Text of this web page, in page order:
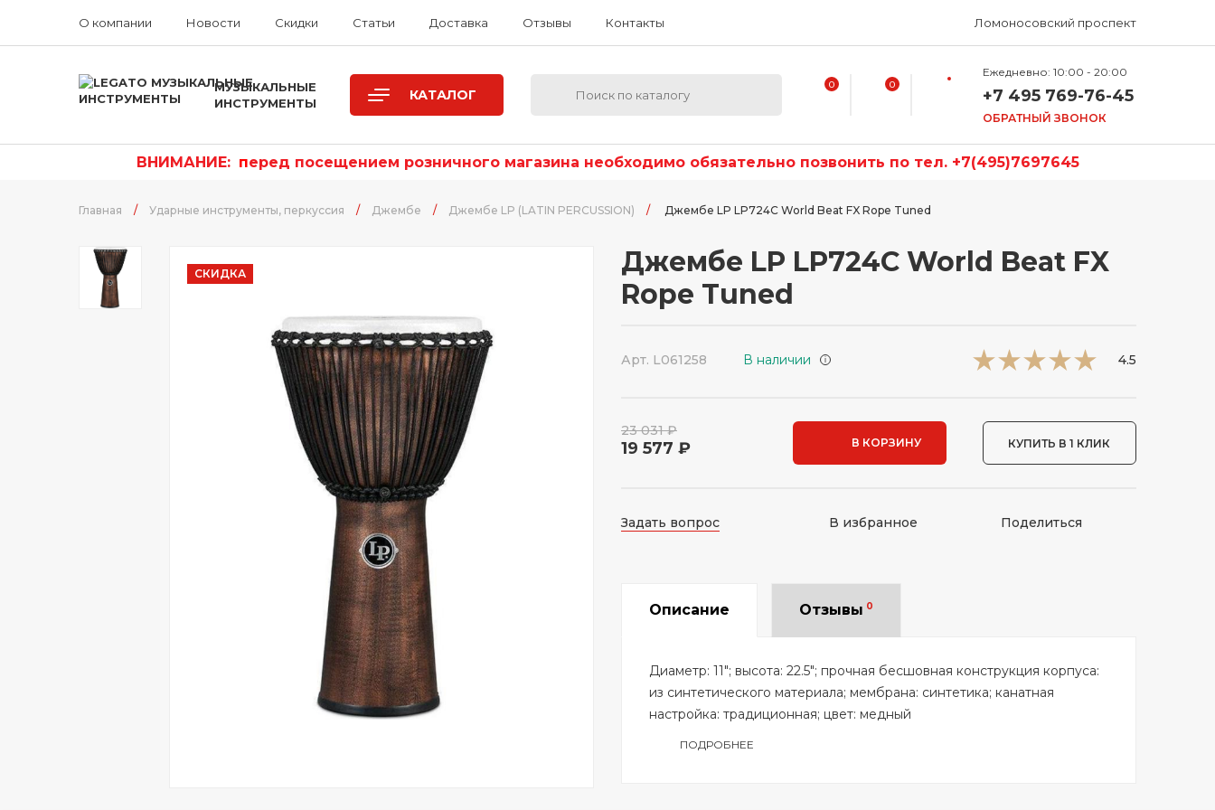
О компании Новости Скидки Статьи Доставка Отзывы Контакты Ломоносовский проспект
МУЗЫКАЛЬНЫЕ
ИНСТРУМЕНТЫ
КАТАЛОГ
0 0
Ежедневно: 10:00 - 20:00
+7 495 769-76-45
ОБРАТНЫЙ ЗВОНОК
ВНИМАНИЕ: перед посещением розничного магазина необходимо обязательно позвонить по тел. +7(495)7697645
Главная / Ударные инструменты, перкуссия / Джембе / Джембе LP (LATIN PERCUSSION) / Джембе LP LP724C World Beat FX Rope Tuned
СКИДКА
Джембе LP LP724C World Beat FX
Rope Tuned
Арт. L061258 В наличии i 4.5
23 031 ₽
19 577 ₽ В КОРЗИНУ КУПИТЬ В 1 КЛИК
Задать вопрос В избранное Поделиться
Описание Отзывы 0
Диаметр: 11"; высота: 22.5"; прочная бесшовная конструкция корпуса:
из синтетического материала; мембрана: синтетика; канатная
настройка: традиционная; цвет: медный
ПОДРОБНЕЕ